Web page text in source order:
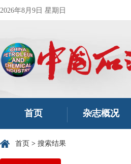
2026年8月9日 星期日
首页 杂志概况
首页 > 搜索结果